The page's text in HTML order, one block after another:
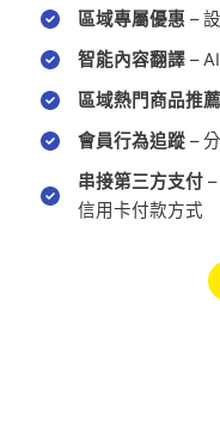
區域專屬優惠 –
智能內容翻譯 –
區域熱門商品推薦
會員行為追蹤 –
串接第三方支付
信用卡付款方式